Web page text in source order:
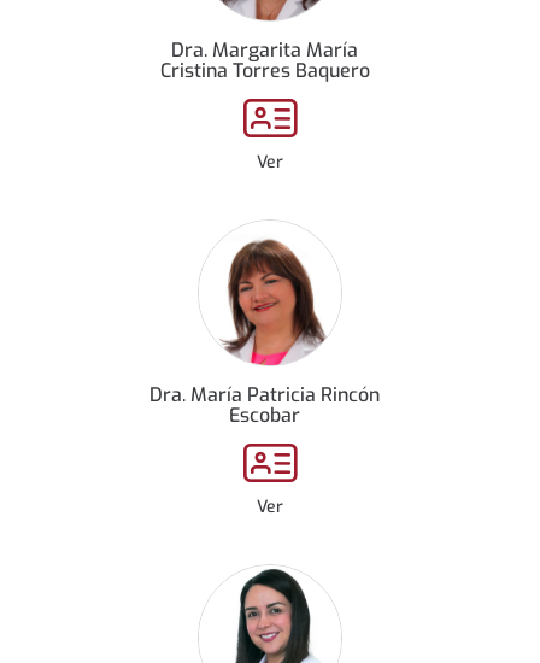
Dra. Margarita María
Cristina Torres Baquero
Ver
Dra. María Patricia Rincón
Escobar
Ver